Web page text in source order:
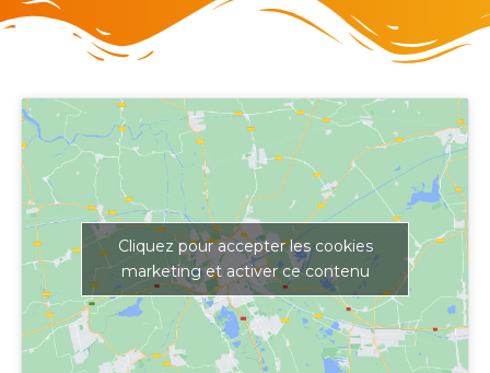
Cliquez pour accepter les cookies
marketing et activer ce contenu